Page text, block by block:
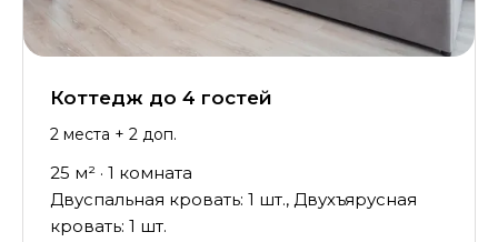
Коттедж до 4 гостей
2 места + 2 доп.
25 м² · 1 комната
Двуспальная кровать: 1 шт., Двухъярусная
кровать: 1 шт.